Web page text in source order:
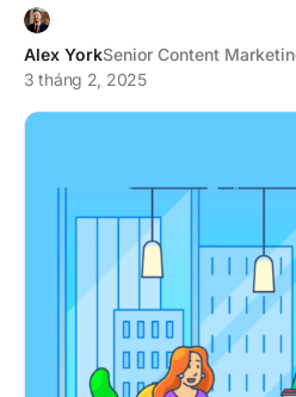
Alex YorkSenior Content
3 tháng 2, 2025